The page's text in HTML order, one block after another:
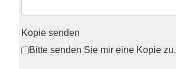
Kopie senden
Bitte senden Sie mir eine Kopie zu.